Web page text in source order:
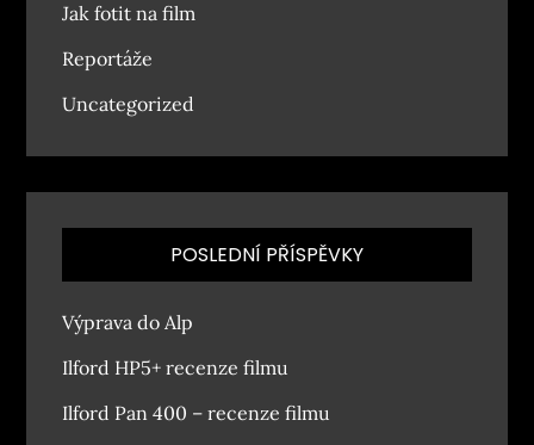
Jak fotit na film
Reportáže
Uncategorized
POSLEDNÍ PŘÍSPĚVKY
Výprava do Alp
Ilford HP5+ recenze filmu
Ilford Pan 400 – recenze filmu